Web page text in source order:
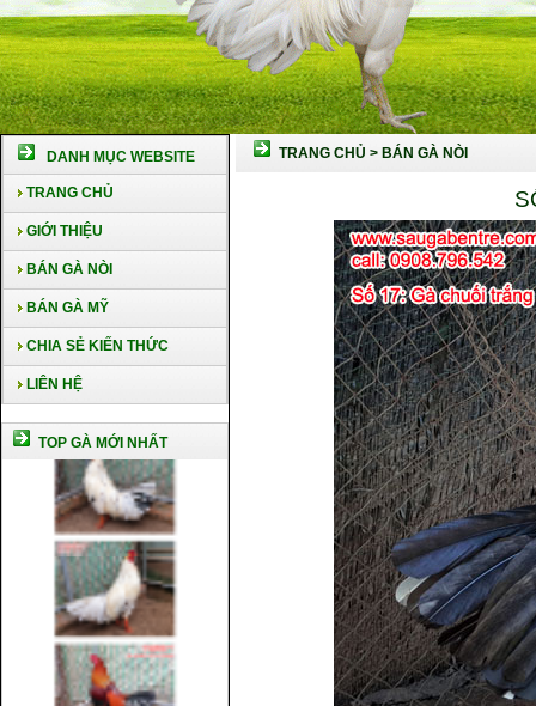
DANH MỤC WEBSITE
TRANG CHỦ
GIỚI THIỆU
BÁN GÀ NÒI
BÁN GÀ MỸ
CHIA SẺ KIẾN THỨC
LIÊN HỆ
TOP GÀ MỚI NHẤT
Cách nuôi gà chế độ đá c1
TRANG CHỦ > BÁN GÀ NÒI